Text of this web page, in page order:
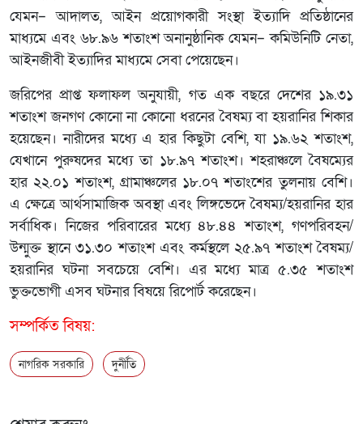
যেমন– আদালত, আইন প্রয়োগকারী সংস্থা ইত্যাদি প্রতিষ্ঠানের
মাধ্যমে এবং ৬৮.৯৬ শতাংশ অনানুষ্ঠানিক যেমন– কমিউনিটি নেতা,
আইনজীবী ইত্যাদির মাধ্যমে সেবা পেয়েছেন।
জরিপের প্রাপ্ত ফলাফল অনুযায়ী, গত এক বছরে দেশের ১৯.৩১
শতাংশ জনগণ কোনো না কোনো ধরনের বৈষম্য বা হয়রানির শিকার
হয়েছেন। নারীদের মধ্যে এ হার কিছুটা বেশি, যা ১৯.৬২ শতাংশ,
যেখানে পুরুষদের মধ্যে তা ১৮.৯৭ শতাংশ। শহরাঞ্চলে বৈষম্যের
হার ২২.০১ শতাংশ, গ্রামাঞ্চলের ১৮.০৭ শতাংশের তুলনায় বেশি।
এ ক্ষেত্রে আর্থসামাজিক অবস্থা এবং লিঙ্গভেদে বৈষম্য/হয়রানির হার
সর্বাধিক। নিজের পরিবারের মধ্যে ৪৮.৪৪ শতাংশ, গণপরিবহন/
উন্মুক্ত স্থানে ৩১.৩০ শতাংশ এবং কর্মস্থলে ২৫.৯৭ শতাংশ বৈষম্য/
হয়রানির ঘটনা সবচেয়ে বেশি। এর মধ্যে মাত্র ৫.৩৫ শতাংশ
ভুক্তভোগী এসব ঘটনার বিষয়ে রিপোর্ট করেছেন।
সম্পর্কিত বিষয়:
নাগরিক সরকারি দুর্নীতি